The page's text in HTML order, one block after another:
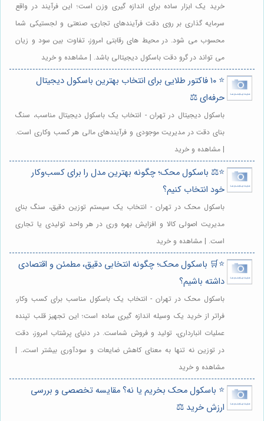
خرید یک ابزار ساده برای اندازه گیری وزن است؛ این فرآیند در واقع
سرمایه گذاری بر روی دقت فرآیندهای تجاری، صنعتی و لجستیکی شما
محسوب می شود. در محیط های رقابتی امروز، تفاوت بین سود و زیان
می تواند در گرو دقت باسکول دیجیتالی باشد. | مشاهده و خرید
⭐️ ۱۰ فاکتور طلایی برای انتخاب بهترین باسکول دیجیتال
حرفه‌ای ⚖️
باسکول دیجیتال در تهران - انتخاب یک باسکول دیجیتال مناسب، سنگ
بنای دقت در مدیریت موجودی و فرآیندهای مالی هر کسب وکاری است.
| مشاهده و خرید
⭐️⚖️ باسکول محک؛ چگونه بهترین مدل را برای کسب‌وکار
خود انتخاب کنیم؟
باسکول محک در تهران - انتخاب یک سیستم توزین دقیق، سنگ بنای
مدیریت اصولی کالا و افزایش بهره وری در هر واحد تولیدی یا تجاری
است. | مشاهده و خرید
⭐️🛒 باسکول محک؛ چگونه انتخابی دقیق، مطمئن و اقتصادی
داشته باشیم؟
باسکول محک در تهران - انتخاب یک باسکول مناسب برای کسب وکار،
فراتر از خرید یک وسیله اندازه گیری ساده است؛ این تجهیز قلب تپنده
عملیات انبارداری، تولید و فروش شماست. در دنیای پرشتاب امروز، دقت
در توزین نه تنها به معنای کاهش ضایعات و سودآوری بیشتر است،. |
مشاهده و خرید
⭐️ باسکول محک بخریم یا نه؟ مقایسه تخصصی و بررسی
ارزش خرید ⚖️